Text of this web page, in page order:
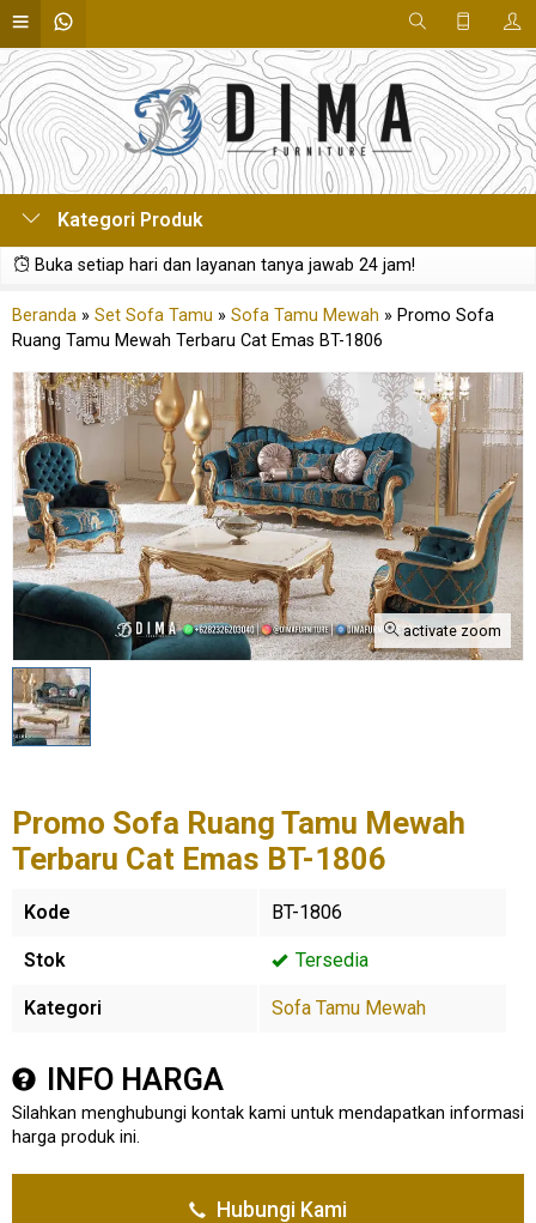
Kategori Produk
Buka setiap hari dan layanan tanya jawab 24 jam!
Beranda » Set Sofa Tamu » Sofa Tamu Mewah » Promo Sofa
Ruang Tamu Mewah Terbaru Cat Emas BT-1806
activate zoom
Promo Sofa Ruang Tamu Mewah
Terbaru Cat Emas BT-1806
Kode BT-1806
Stok Tersedia
Kategori Sofa Tamu Mewah
INFO HARGA
Silahkan menghubungi kontak kami untuk mendapatkan informasi
harga produk ini.
Hubungi Kami